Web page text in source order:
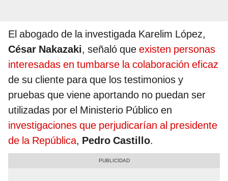
El abogado de la investigada Karelim López,
César Nakazaki, señaló que existen personas
interesadas en tumbarse la colaboración eficaz
de su cliente para que los testimonios y
pruebas que viene aportando no puedan ser
utilizadas por el Ministerio Público en
investigaciones que perjudicarían al presidente
de la República, Pedro Castillo.